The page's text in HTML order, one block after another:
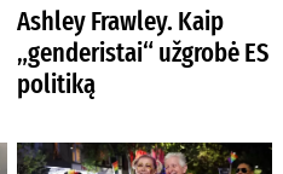
Ashley Frawley. Kaip
„genderistai“ užgrobė ES
politiką